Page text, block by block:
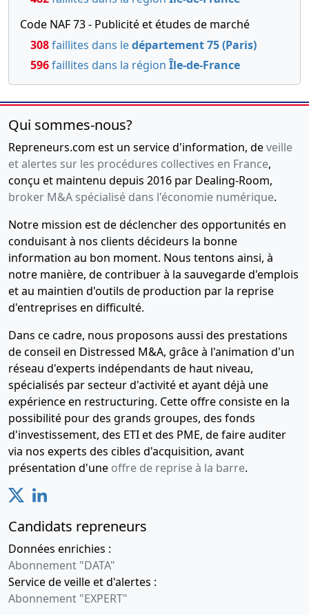
d'assemblée générale
ordinaire
Changement de
commissaire aux comptes
titulaire et suppléant
Statuts mis à jour
Transfert du siège social 63
RUE DE PONTHIEU 75008
PARIS , Divers
19-05-2003
Procès-verbal
d'assemblée générale
ordinaire
Changement(s)
d'administrateur(s)
03-05-2001
Procès-verbal
d'assemblée générale
Renouvellement(s) de
mandat(s) de commissaire(s)
aux comptes (TITULAIRE) ,
Changement de
commissaire aux comptes
suppléant
03-05-2001
Procès-verbal
d'assemblée générale
extraordinaire, Statuts
en euros , Divers
17-02-1995 Divers
Transfert du siège social
NOUVEAU SIEGE : 63 RUE DE
PONTHIEU 75008 PARIS ,
Code NAF 73 - Publicité et études de marché
308faillites dans ledépartement 75 (Paris)
596faillites dans la région Île-de-France
Qui sommes-nous?
Repreneurs.com est un service d'information, deveille
et alertes sur les procédures collectives en France,
conçu et maintenu depuis 2016 par Dealing-Room,
broker M&A spécialisé dans l'économie numérique.
Notre mission est de déclencher des opportunités en
conduisant à nos clients décideurs la bonne
information au bon moment. Nous tentons ainsi, à
notre manière, de contribuer à la sauvegarde d'emplois
et au maintien d'outils de production par la reprise
d'entreprises en difficulté.
Dans ce cadre, nous proposons aussi des prestations
de conseil en Distressed M&A, grâce à l'animation d'un
réseau d'experts indépendants de haut niveau,
spécialisés par secteur d'activité et ayant déjà une
expérience en restructuring. Cette offre consiste en la
possibilité pour des grands groupes, des fonds
d'investissement, des ETI et des PME, de faire auditer
via nos experts des cibles d'acquisition, avant
présentation d'une offre de reprise à la barre.
Candidats repreneurs
Données enrichies :
Abonnement "DATA"
Service de veille et d'alertes :
Abonnement "EXPERT"